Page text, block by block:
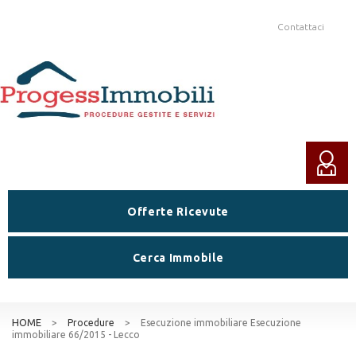
Contattaci
Offerte Ricevute
Cerca Immobile
HOME > Procedure >
Esecuzione immobiliare Esecuzione
immobiliare 66/2015 - Lecco